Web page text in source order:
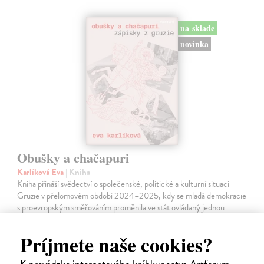
Príjmete naše cookies?
na sklade
novinka
Obušky a chačapuri
Karlíková Eva| Kniha
Kniha přináší svědectví o společenské, politické a kulturní situaci
Gruzie v přelomovém období 2024–2025, kdy se mladá demokracie
s proevropským směřováním proměnila ve stát ovládaný jednou
18,99 €